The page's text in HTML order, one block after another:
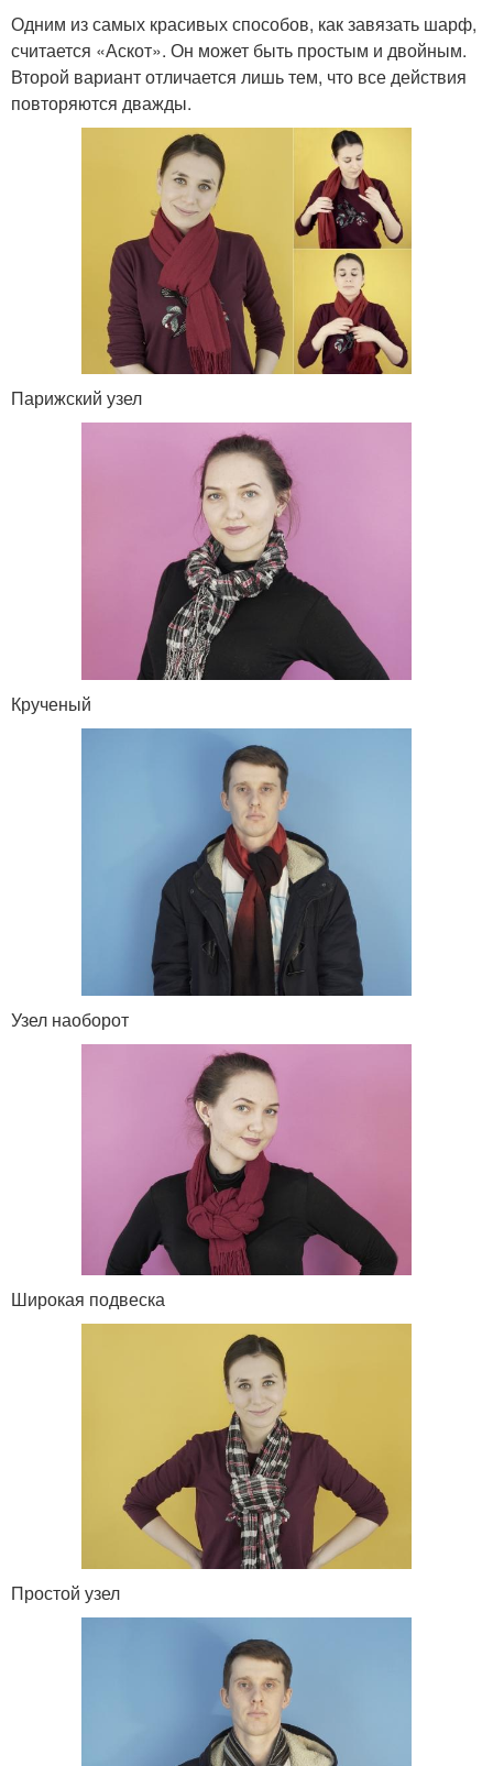
Одним из самых красивых способов, как завязать шарф,
считается «Аскот». Он может быть простым и двойным.
Второй вариант отличается лишь тем, что все действия
повторяются дважды.
Парижский узел
Крученый
Узел наоборот
Широкая подвеска
Простой узел